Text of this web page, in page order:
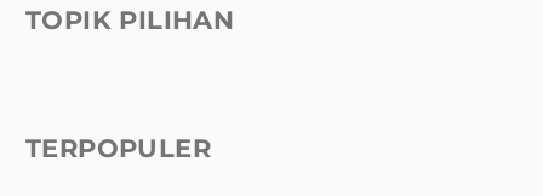
TOPIK PILIHAN
TERPOPULER